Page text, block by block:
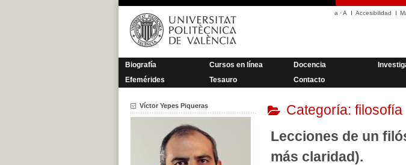
Saltar
contenido
a ·A Accesibilidad
Biografía Cursos en línea Docencia
Efemérides
Tesauro Contacto
Categoría: filosofía
Lecciones de un
más claridad).
Víctor Yepes Piqueras